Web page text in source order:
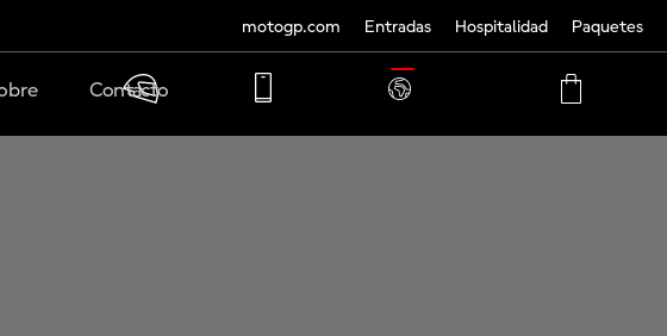
motogp.com Entradas Hospitalidad Paquetes
TRANSLATE
MY
Contacto